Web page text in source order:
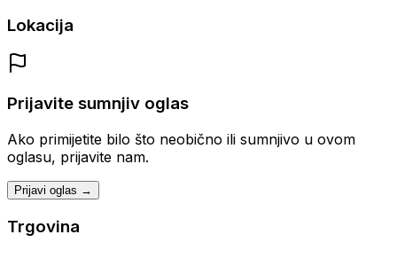
Lokacija
Prijavite sumnjiv oglas
Ako primijetite bilo što neobično ili sumnjivo u ovom
oglasu, prijavite nam.
Prijavi oglas →
Trgovina